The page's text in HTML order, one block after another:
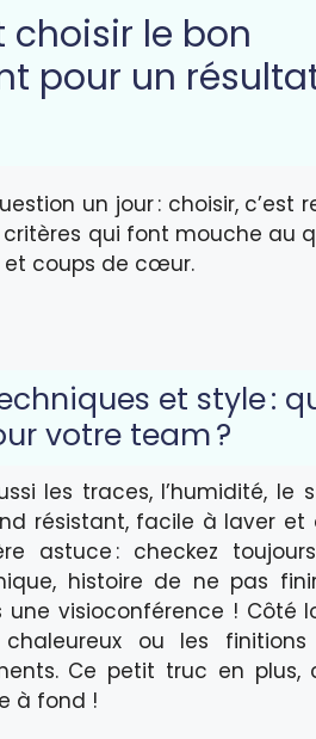
le bon
pour un
un jour : choisir, c’est
qui font mouche au
coups de cœur.
et style :
votre team ?
les traces, l’humidité, le
résistant, facile à laver
astuce : checkez
histoire de ne pas
visioconférence ! Côté
ou les
Ce petit truc en plus,
à fond !